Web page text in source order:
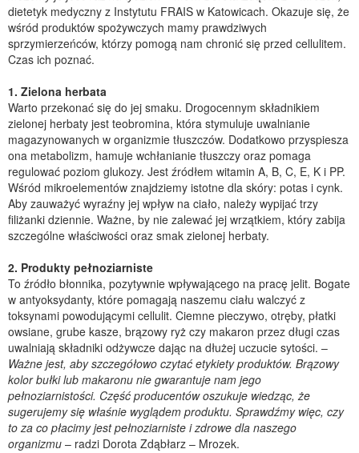
dietetyk medyczny z Instytutu FRAIS w Katowicach. Okazuje się, że
wśród produktów spożywczych mamy prawdziwych
sprzymierzeńców, którzy pomogą nam chronić się przed cellulitem.
Czas ich poznać.
1. Zielona herbata
Warto przekonać się do jej smaku. Drogocennym składnikiem
zielonej herbaty jest teobromina, która stymuluje uwalnianie
magazynowanych w organizmie tłuszczów. Dodatkowo przyspiesza
ona metabolizm, hamuje wchłanianie tłuszczy oraz pomaga
regulować poziom glukozy. Jest źródłem witamin A, B, C, E, K i PP.
Wśród mikroelementów znajdziemy istotne dla skóry: potas i cynk.
Aby zauważyć wyraźny jej wpływ na ciało, należy wypijać trzy
filiżanki dziennie. Ważne, by nie zalewać jej wrzątkiem, który zabija
szczególne właściwości oraz smak zielonej herbaty.
2. Produkty pełnoziarniste
To źródło błonnika, pozytywnie wpływającego na pracę jelit. Bogate
w antyoksydanty, które pomagają naszemu ciału walczyć z
toksynami powodującymi cellulit. Ciemne pieczywo, otręby, płatki
owsiane, grube kasze, brązowy ryż czy makaron przez długi czas
uwalniają składniki odżywcze dając na dłużej uczucie sytości. –
Ważne jest, aby szczegółowo czytać etykiety produktów. Brązowy
kolor bułki lub makaronu nie gwarantuje nam jego
pełnoziarnistości. Część producentów oszukuje wiedząc, że
sugerujemy się właśnie wyglądem produktu. Sprawdźmy więc, czy
to za co płacimy jest pełnoziarniste i zdrowe dla naszego
organizmu – radzi Dorota Zdąbłarz – Mrozek.